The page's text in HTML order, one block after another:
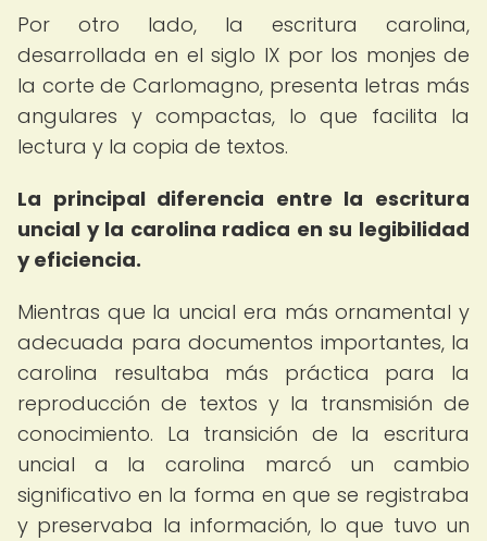
Por otro lado, la escritura carolina,
desarrollada en el siglo IX por los monjes de
la corte de Carlomagno, presenta letras más
angulares y compactas, lo que facilita la
lectura y la copia de textos.
La principal diferencia entre la escritura
uncial y la carolina radica en su legibilidad
y eficiencia.
Mientras que la uncial era más ornamental y
adecuada para documentos importantes, la
carolina resultaba más práctica para la
reproducción de textos y la transmisión de
conocimiento. La transición de la escritura
uncial a la carolina marcó un cambio
significativo en la forma en que se registraba
y preservaba la información, lo que tuvo un